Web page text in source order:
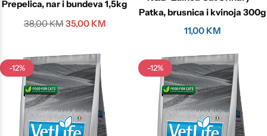
Prepelica, nar i bundeva 1,5kg
38,00KM35,00 KM
Patka, brusnica i kvinoja 300g
11,00 KM
-12% -12%